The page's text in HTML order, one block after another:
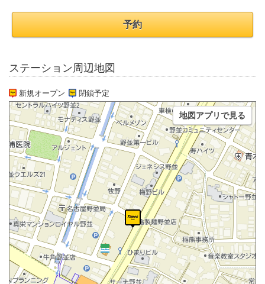
予約
ステーション周辺地図
新規オープン 閉鎖予定
地図アプリで見る